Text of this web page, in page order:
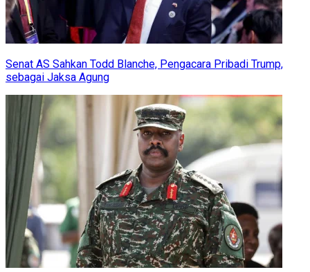
Senat AS Sahkan Todd Blanche, Pengacara Pribadi Trump,
sebagai Jaksa Agung